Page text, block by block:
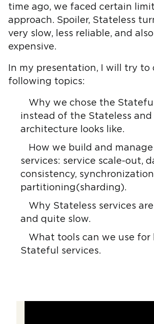
time ago, we faced certain
approach. Spoiler, Stateless
very slow, less reliable, and
expensive.
In my presentation, I will try to
following topics:
Why we chose the
instead of the Stateless
architecture looks like.
How we build and
services: service scale-out,
consistency,
partitioning(sharding).
Why Stateless services
and quite slow.
What tools can we use for
Stateful services.